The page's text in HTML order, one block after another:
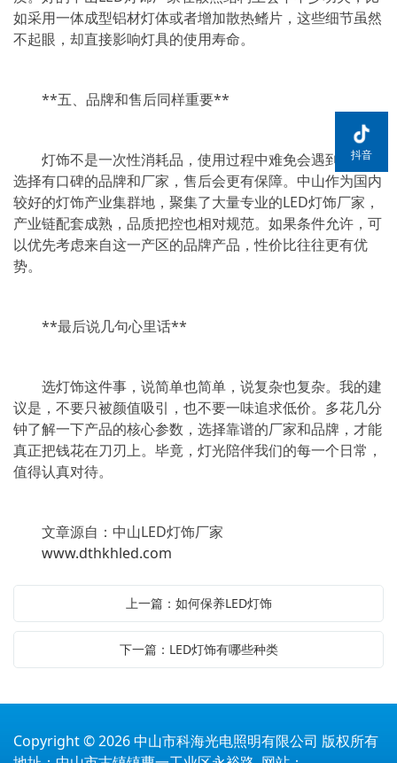
如采用一体成型铝材灯体或者增加散热鳍片，这些细节虽然
不起眼，却直接影响灯具的使用寿命。
**五、品牌和售后同样重要**
灯饰不是一次性消耗品，使用过程中难免会遇到问题。
选择有口碑的品牌和厂家，售后会更有保障。中山作为国内
较好的灯饰产业集群地，聚集了大量专业的LED灯饰厂家，
产业链配套成熟，品质把控也相对规范。如果条件允许，可
以优先考虑来自这一产区的品牌产品，性价比往往更有优
势。
**最后说几句心里话**
选灯饰这件事，说简单也简单，说复杂也复杂。我的建
议是，不要只被颜值吸引，也不要一味追求低价。多花几分
钟了解一下产品的核心参数，选择靠谱的厂家和品牌，才能
真正把钱花在刀刃上。毕竟，灯光陪伴我们的每一个日常，
值得认真对待。
文章源自：中山LED灯饰厂家
www.dthkhled.com
上一篇：如何保养LED灯饰
下一篇：LED灯饰有哪些种类
Copyright © 2026 中山市科海光电照明有限公司 版权所有
抖音